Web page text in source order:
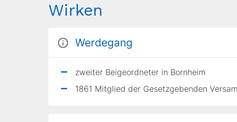
Wirken
Werdegang
zweiter Beigeordneter in Bornheim
1861 Mitglied der Gesetzgebenden